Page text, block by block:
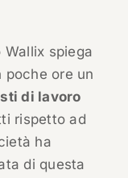
spiega
poche ore un
di lavoro
rispetto ad
ha
di questa